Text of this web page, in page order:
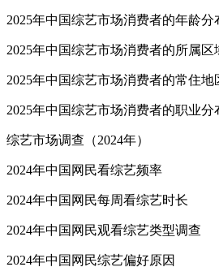
2025年中国综艺市场消费者的年龄分
2025年中国综艺市场消费者的所属区
2025年中国综艺市场消费者的常住地
2025年中国综艺市场消费者的职业分
综艺市场调查（2024年）
2024年中国网民看综艺频率
2024年中国网民每周看综艺时长
2024年中国网民观看综艺类型调查
2024年中国网民综艺偏好原因